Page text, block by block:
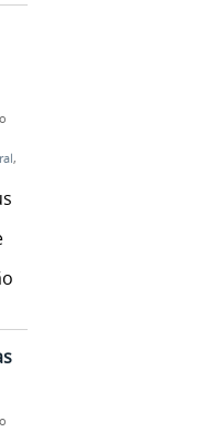
,